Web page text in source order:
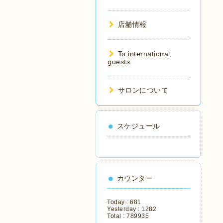
店舗情報
To international
guests.
サロンについて
スケジュール
カウンター
Today : 681
Yesterday : 1282
Total : 789935